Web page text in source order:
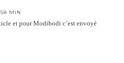
MIN
et pour Modibodi c’est envoyé